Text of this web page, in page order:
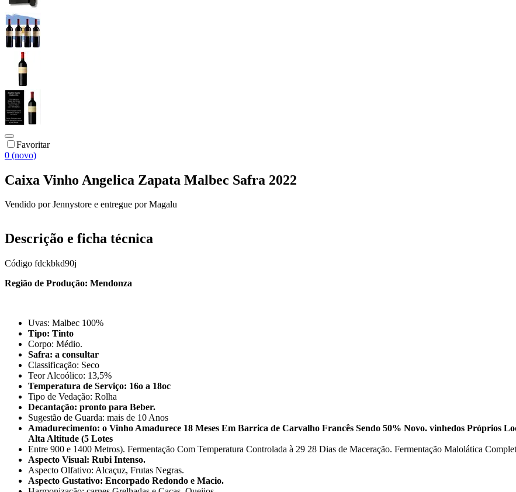
Favoritar
0 (novo)
Caixa Vinho Angelica Zapata Malbec Safra 2022
Vendido porJennystore e entregue por Magalu
Descrição e ficha técnica
Código fdckbkd90j
Região de Produção: Mendonza
Uvas: Malbec 100%
Tipo: Tinto
Corpo: Médio.
Safra: a consultar
Classificação: Seco
Teor Alcoólico: 13,5%
Temperatura de Serviço: 16o a 18oc
Tipo de Vedação: Rolha
Decantação: pronto para Beber.
Sugestão de Guarda: mais de 10 Anos
Amadurecimento: o Vinho Amadurece 18 Meses Em Barrica de Carvalho Francês Sendo 50% Novo. vinhedos Próprios
Alta Altitude (5 Lotes
Entre 900 e 1400 Metros). Fermentação Com Temperatura Controlada à 29 28 Dias de Maceração. Fermentação Malolática
Aspecto Visual: Rubi Intenso.
Aspecto Olfativo: Alcaçuz, Frutas Negras.
Aspecto Gustativo: Encorpado Redondo e Macio.